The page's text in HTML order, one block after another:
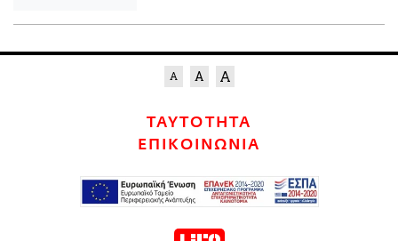
ΤΑΥΤΟΤΗΤΑ
ΕΠΙΚΟΙΝΩΝΙΑ